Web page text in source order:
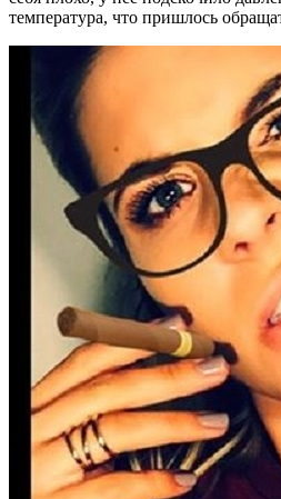
температура, что пришлось